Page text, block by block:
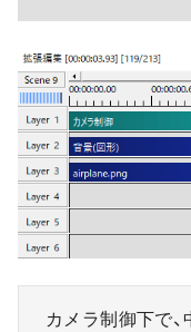
カメラ制御下で